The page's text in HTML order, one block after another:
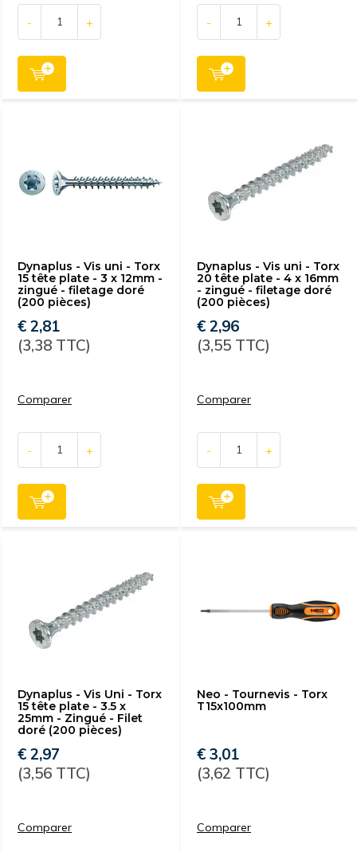
- + - +
Dynaplus - Vis uni - Torx
15 tête plate - 3 x 12mm -
zingué - filetage doré
(200 pièces)
€ 2,81
(3,38 TTC)
Comparer
- +
Dynaplus - Vis uni - Torx
20 tête plate - 4 x 16mm
- zingué - filetage doré
(200 pièces)
€ 2,96
(3,55 TTC)
Comparer
- +
Dynaplus - Vis Uni - Torx
15 tête plate - 3.5 x
25mm - Zingué - Filet
doré (200 pièces)
€ 2,97
(3,56 TTC)
Comparer
Neo - Tournevis - Torx
T15x100mm
€ 3,01
(3,62 TTC)
Comparer